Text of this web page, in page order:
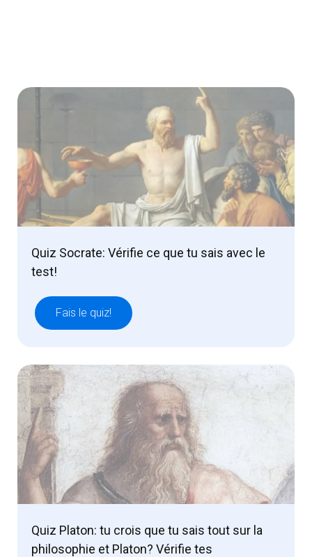
Quiz Socrate: Vérifie ce que tu sais avec le
test!
Fais le quiz!
Quiz Platon: tu crois que tu sais tout sur la
philosophie et Platon? Vérifie tes